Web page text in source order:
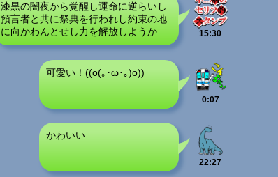
15:30
漆黒の闇夜から覚醒し運命に逆らいし
預言者と共に祭典を行われし約束の地
に向かわんとせし力を解放しようか
0:07
可愛い！((o(｡･ω･｡)o))
22:27
かわいい